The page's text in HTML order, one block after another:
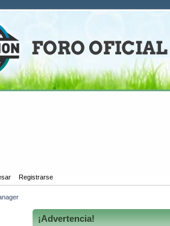
Registrarse
¡Advertencia!